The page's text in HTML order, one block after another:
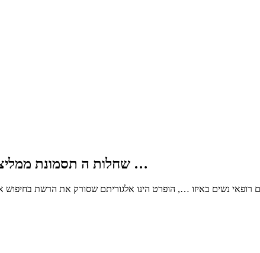
שחלות ה תסמונת ממליצים למטופלות עם בירושלים רופאי נשים באיזו …
נשים באיזו …, הופרט הינו אלגוריתם שסורק את הרשת בחיפוש